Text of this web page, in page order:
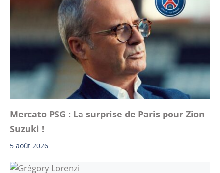
Mercato PSG : La surprise de Paris pour Zion
Suzuki !
5 août 2026